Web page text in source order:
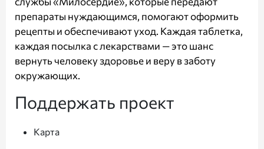
препараты нуждающимся, помогают оформить
рецепты и обеспечивают уход. Каждая таблетка,
каждая посылка с лекарствами — это шанс
вернуть человеку здоровье и веру в заботу
окружающих.
Поддержать проект
Карта